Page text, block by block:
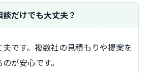
談だけでも大丈夫？
です。複数社の見積もりや提案を
が安心です。